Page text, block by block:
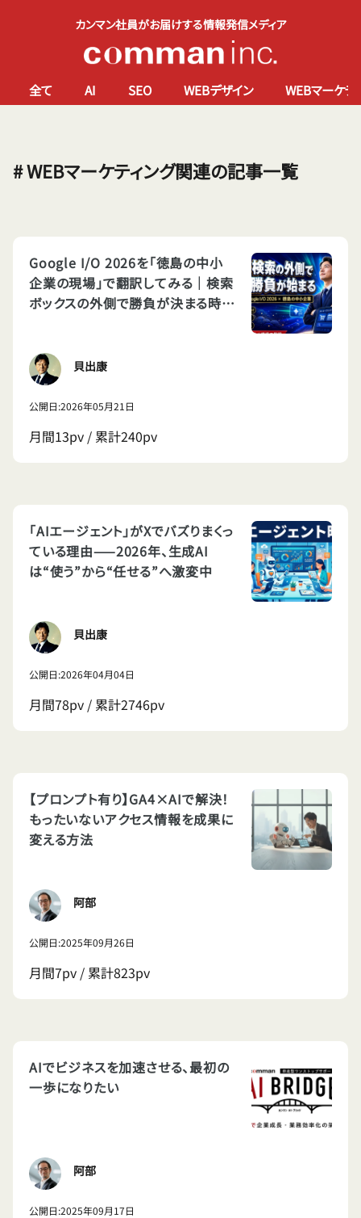
カンマン社員がお届けする情報発信メディア
全て AI SEO WEBデザイン WEBマーケテ
# WEBマーケティング関連の記事一覧
Google I/O 2026を「徳島の中小
企業の現場」で翻訳してみる｜検索
ボックスの外側で勝負が決まる時代
貝出康
公開日:2026年05月21日
月間13pv / 累計240pv
「AIエージェント」がXでバズりまくっ
ている理由——2026年、生成AI
は“使う”から“任せる”へ激変中
貝出康
公開日:2026年04月04日
月間78pv / 累計2746pv
【プロンプト有り】GA4×AIで解決！
もったいないアクセス情報を成果に
変える方法
阿部
公開日:2025年09月26日
月間7pv / 累計823pv
AIでビジネスを加速させる、最初の
一歩になりたい
阿部
公開日:2025年09月17日